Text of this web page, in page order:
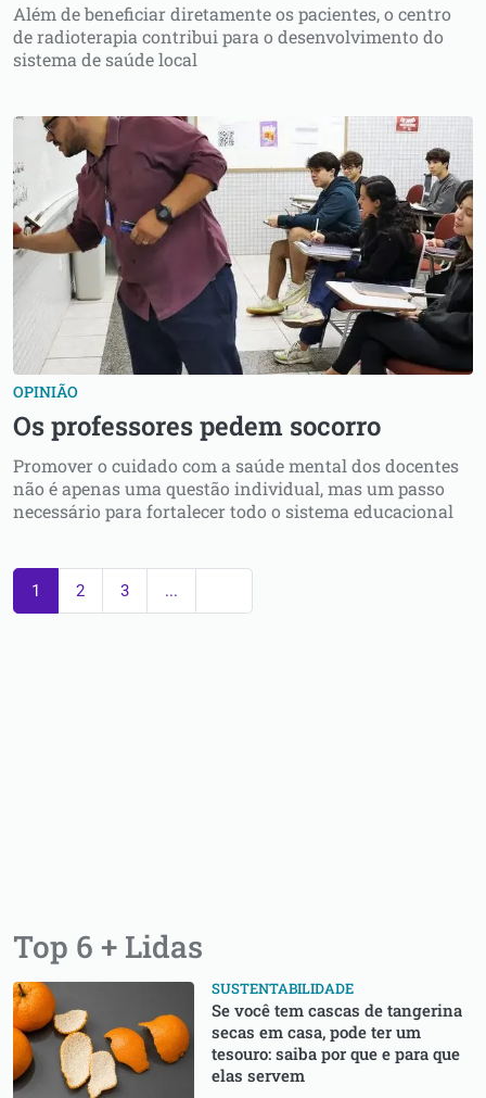
Além de beneficiar diretamente os pacientes, o centro
de radioterapia contribui para o desenvolvimento do
sistema de saúde local
OPINIÃO
Os professores pedem socorro
Promover o cuidado com a saúde mental dos docentes
não é apenas uma questão individual, mas um passo
necessário para fortalecer todo o sistema educacional
1 2 3 ...
Top 6 + Lidas
SUSTENTABILIDADE
Se você tem cascas de tangerina
secas em casa, pode ter um
tesouro: saiba por que e para que
elas servem